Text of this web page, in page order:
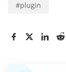
#plugin